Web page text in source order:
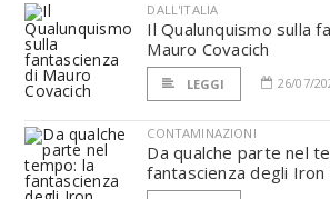
DALL'ITALIA
Il Qualunquismo sulla
Mauro Covacich
LEGGI 26/07/
CONTAMINAZIONI
Da qualche parte nel
fantascienza degli Iron